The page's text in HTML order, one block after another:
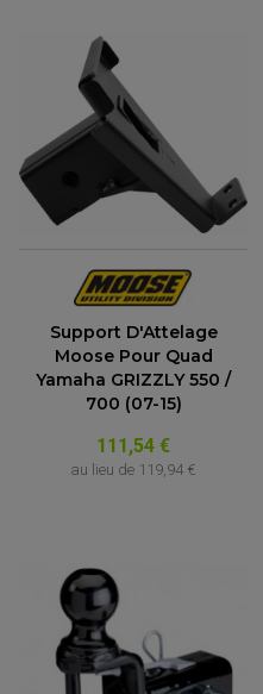
Support D'Attelage
Moose Pour Quad
Yamaha GRIZZLY 550 /
700 (07-15)
111,54 €
au lieu de 119,94 €